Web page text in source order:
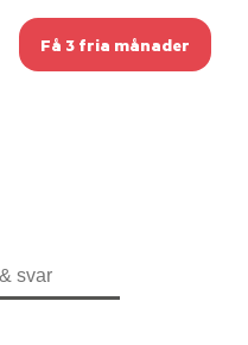
Få 3 fria månader